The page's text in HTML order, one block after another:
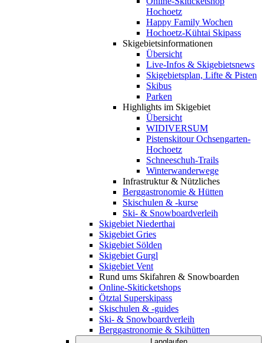
Hochoetz
Happy Family Wochen
Hochoetz-Kühtai Skipass
Skigebietsinformationen
Übersicht
Live-Infos & Skigebietsnews
Skigebietsplan, Lifte & Pisten
Skibus
Parken
Highlights im Skigebiet
Übersicht
WIDIVERSUM
Pistenskitour Ochsengarten-
Hochoetz
Schneeschuh-Trails
Winterwanderwege
Infrastruktur & Nützliches
Berggastronomie & Hütten
Skischulen & -kurse
Ski- & Snowboardverleih
Skigebiet Niederthai
Skigebiet Gries
Skigebiet Sölden
Skigebiet Gurgl
Skigebiet Vent
Rund ums Skifahren & Snowboarden
Online-Skiticketshops
Ötztal Superskipass
Skischulen & -guides
Ski- & Snowboardverleih
Berggastronomie & Skihütten